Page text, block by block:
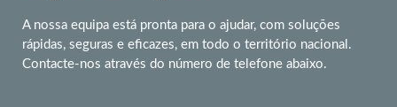
A nossa equipa está pronta para o ajudar, com soluções
rápidas, seguras e eficazes, em todo o território nacional.
Contacte-nos através do número de telefone abaixo.